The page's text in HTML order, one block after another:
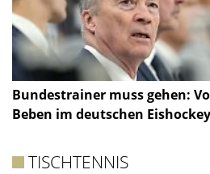
Bundestrainer muss gehen:
Beben im deutschen Eishockey
TISCHTENNIS